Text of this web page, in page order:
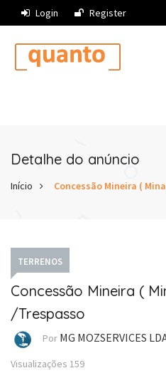
Login Register
Detalhe do anúncio
Início Concessão Mineira (
TERRENOS
Concessão Mineira (
/Trespasso
Por MG MOZSERVICES
Visualizações 159